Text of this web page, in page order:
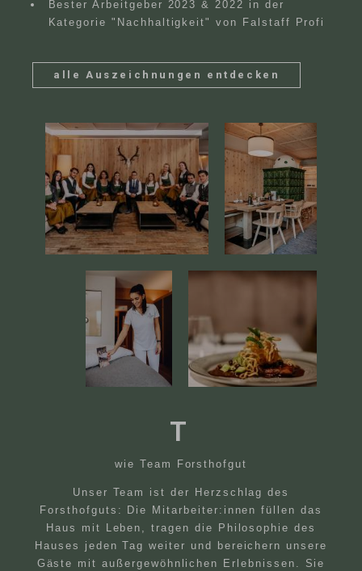
Suche
Suchen DE
EN
Bester Arbeitgeber 2023 & 2022 in der
Kategorie "Nachhaltigkeit" von Falstaff Profi
alle Auszeichnungen entdecken
T
wie Team Forsthofgut
Unser Team ist der Herzschlag des
Forsthofguts: Die Mitarbeiter:innen füllen das
Haus mit Leben, tragen die Philosophie des
Hauses jeden Tag weiter und bereichern unsere
Gäste mit außergewöhnlichen Erlebnissen. Sie